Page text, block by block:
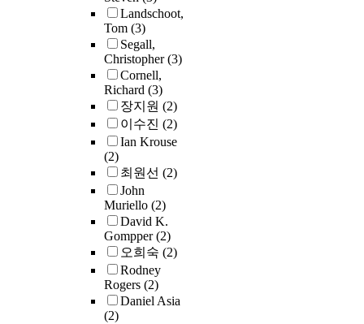
Landschoot,
Tom (3)
Segall,
Christopher(3)
Cornell,
Richard (3)
장지원 (2)
이수진 (2)
Ian Krouse
(2)
최원선 (2)
John
Muriello (2)
David K.
Gompper(2)
오희숙 (2)
Rodney
Rogers (2)
Daniel Asia
(2)